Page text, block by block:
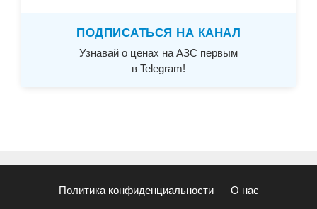
ПОДПИСАТЬСЯ НА КАНАЛ
Узнавай о ценах на АЗС первым
в Telegram!
Политика конфиденциальности О нас